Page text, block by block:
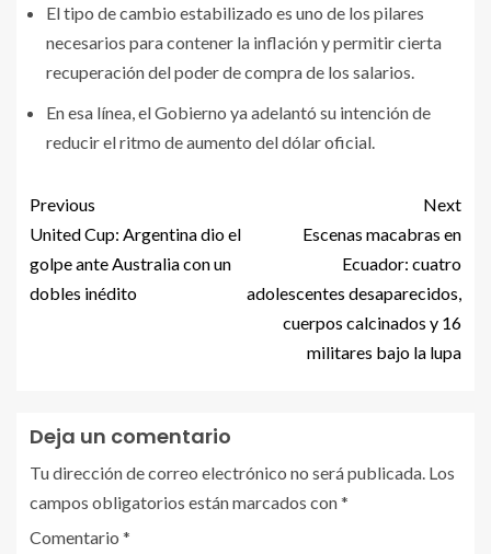
El tipo de cambio estabilizado es uno de los pilares
necesarios para contener la inflación y permitir cierta
recuperación del poder de compra de los salarios.
En esa línea, el Gobierno ya adelantó su intención de
reducir el ritmo de aumento del dólar oficial.
Previous
United Cup: Argentina dio el
golpe ante Australia con un
dobles inédito
Next
Escenas macabras en
Ecuador: cuatro
adolescentes desaparecidos,
cuerpos calcinados y 16
militares bajo la lupa
Deja un comentario
Tu dirección de correo electrónico no será publicada. Los
campos obligatorios están marcados con*
Comentario *